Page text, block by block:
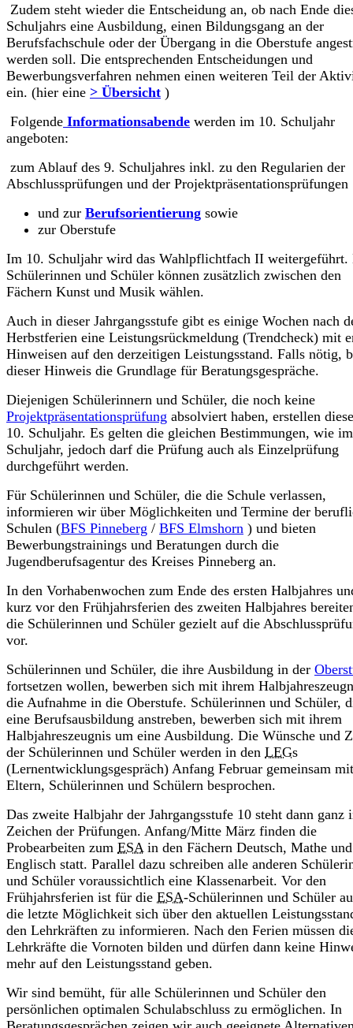
Zudem steht wieder die Entscheidung an, ob nach Ende
Schuljahrs eine Ausbildung, einen Bildungsgang an der
Berufsfachschule oder der Übergang in die Oberstufe
werden soll. Die entsprechenden Entscheidungen und
Bewerbungsverfahren nehmen einen weiteren Teil der
ein. (hier eine > Übersicht )
Folgende Informationsabende werden im 10. Schuljahr
angeboten:
zum Ablauf des 9. Schuljahres inkl. zu den Regularien der
Abschlussprüfungen und der Projektpräsentationsprüfungen
und zur Berufsorientierung sowie
zur Oberstufe
Im 10. Schuljahr wird das Wahlpflichtfach II weitergeführt.
Schülerinnen und Schüler können zusätzlich zwischen den
Fächern Kunst und Musik wählen.
Auch in dieser Jahrgangsstufe gibt es einige Wochen nach
Herbstferien eine Leistungsrückmeldung (Trendcheck) mit
Hinweisen auf den derzeitigen Leistungsstand. Falls nötig,
dieser Hinweis die Grundlage für Beratungsgespräche.
Diejenigen Schülerinnern und Schüler, die noch keine
Projektpräsentationsprüfung absolviert haben, erstellen
10. Schuljahr. Es gelten die gleichen Bestimmungen, wie
Schuljahr, jedoch darf die Prüfung auch als Einzelprüfung
durchgeführt werden.
Für Schülerinnen und Schüler, die die Schule verlassen,
informieren wir über Möglichkeiten und Termine der
Schulen (BFS Pinneberg / BFS Elmshorn ) und bieten
Bewerbungstrainings und Beratungen durch die
Jugendberufsagentur des Kreises Pinneberg an.
In den Vorhabenwochen zum Ende des ersten Halbjahres
kurz vor den Frühjahrsferien des zweiten Halbjahres
die Schülerinnen und Schüler gezielt auf die
vor.
Schülerinnen und Schüler, die ihre Ausbildung in der
fortsetzen wollen, bewerben sich mit ihrem
die Aufnahme in die Oberstufe. Schülerinnen und Schüler,
eine Berufsausbildung anstreben, bewerben sich mit ihrem
Halbjahreszeugnis um eine Ausbildung. Die Wünsche und
der Schülerinnen und Schüler werden in den LEGs
(Lernentwicklungsgespräch) Anfang Februar gemeinsam mit
Eltern, Schülerinnen und Schülern besprochen.
Das zweite Halbjahr der Jahrgangsstufe 10 steht dann ganz
Zeichen der Prüfungen. Anfang/Mitte März finden die
Probearbeiten zum ESA in den Fächern Deutsch, Mathe und
Englisch statt. Parallel dazu schreiben alle anderen
und Schüler voraussichtlich eine Klassenarbeit. Vor den
Frühjahrsferien ist für die ESA-Schülerinnen und Schüler
die letzte Möglichkeit sich über den aktuellen
den Lehrkräften zu informieren. Nach den Ferien müssen
Lehrkräfte die Vornoten bilden und dürfen dann keine
mehr auf den Leistungsstand geben.
Wir sind bemüht, für alle Schülerinnen und Schüler den
persönlichen optimalen Schulabschluss zu ermöglichen. In